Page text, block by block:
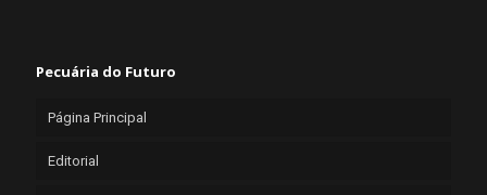
Pecuária do Futuro
Página Principal
Editorial